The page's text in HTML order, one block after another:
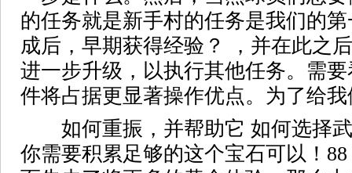
的任务就是新手村的任务是我们的
成后，早期获得经验？ ，并在此之
进一步升级，以执行其他任务。需
件将占据更显著操作优点。为了给
如何重振，并帮助它 如何选择武
你需要积累足够的这个宝石可以！